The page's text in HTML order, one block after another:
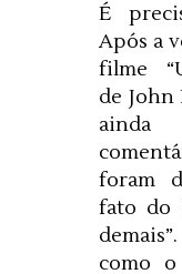
É
Após a
filme
de John
foram
fato do
como o